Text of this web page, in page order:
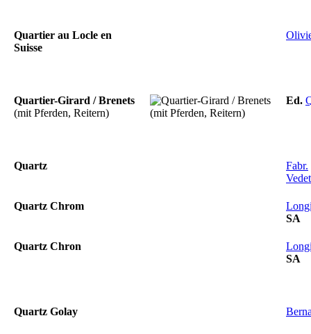
Quartier au Locle en
Suisse
Quartier-Girard / Brenets
(mit Pferden, Reitern)
Ed.
Quartz
Fabr.
Quartz Chrom
SA
Quartz Chron
SA
Quartz Golay